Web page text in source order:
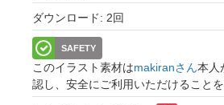
ダウンロード: 2回
SAFETY
このイラスト素材はmakiranさん本人
認し、安全にご利用いただけることを